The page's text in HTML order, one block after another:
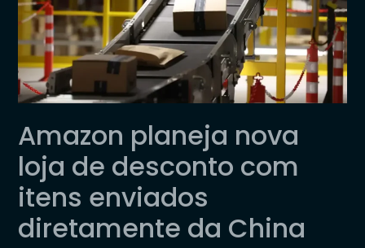
Amazon planeja nova
loja de desconto com
itens enviados
diretamente da China